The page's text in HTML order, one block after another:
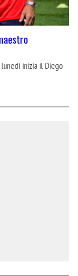
inizia il Diego